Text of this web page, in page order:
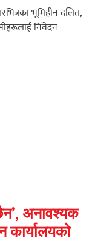
भूमिहीन दलित,
निवेदन
अनावश्यक
कार्यालयको